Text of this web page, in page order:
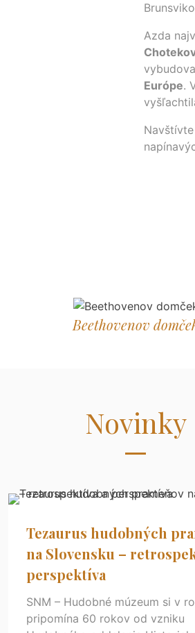
Azda
Európe.
Beethovenov
Novinky
Tezaurus hudobných
na Slovensku –
perspektíva
SNM – Hudobné múzeum si v
pripomína 60 rokov od vzniku